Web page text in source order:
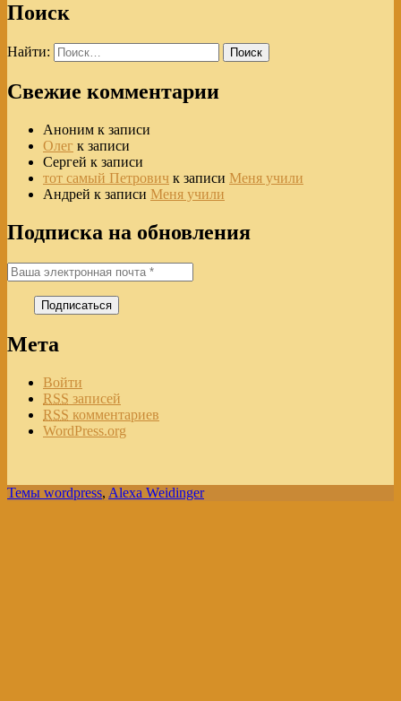
Поиск
Найти:
Свежие комментарии
Аноним к записи
Олег к записи
Сергей к записи
тот самый Петрович к записи Меня учили
Андрей к записи Меня учили
Подписка на обновления
Мета
Войти
RSS записей
RSS комментариев
WordPress.org
Темы wordpress, Alexa Weidinger